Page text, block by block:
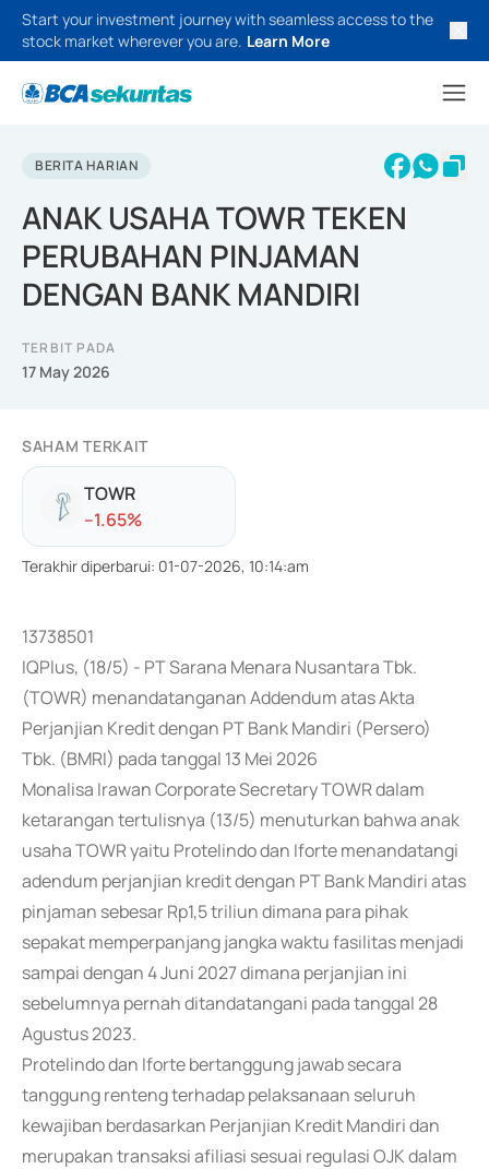
Start your investment journey with seamless access to the
stock market wherever you are. Learn More
BERITA HARIAN
ANAK USAHA TOWR TEKEN
PERUBAHAN PINJAMAN
DENGAN BANK MANDIRI
TERBIT PADA
17 May 2026
SAHAM TERKAIT
TOWR
--1.65%
Terakhir diperbarui: 01-07-2026, 10:14:am
13738501
IQPlus, (18/5) - PT Sarana Menara Nusantara Tbk.
(TOWR) menandatanganan Addendum atas Akta
Perjanjian Kredit dengan PT Bank Mandiri (Persero)
Tbk. (BMRI) pada tanggal 13 Mei 2026
Monalisa Irawan Corporate Secretary TOWR dalam
ketarangan tertulisnya (13/5) menuturkan bahwa anak
usaha TOWR yaitu Protelindo dan Iforte menandatangi
adendum perjanjian kredit dengan PT Bank Mandiri atas
pinjaman sebesar Rp1,5 triliun dimana para pihak
sepakat memperpanjang jangka waktu fasilitas menjadi
sampai dengan 4 Juni 2027 dimana perjanjian ini
sebelumnya pernah ditandatangani pada tanggal 28
Agustus 2023.
Protelindo dan Iforte bertanggung jawab secara
tanggung renteng terhadap pelaksanaan seluruh
kewajiban berdasarkan Perjanjian Kredit Mandiri dan
merupakan transaksi afiliasi sesuai regulasi OJK dalam